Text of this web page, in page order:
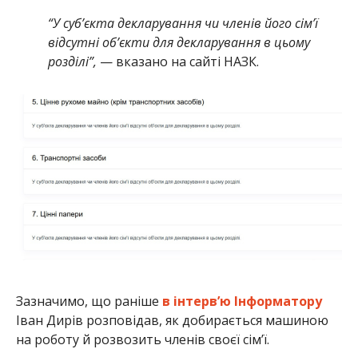
“У суб’єкта декларування чи членів його сім’ї
відсутні об’єкти для декларування в цьому
розділі”, — вказано на сайті НАЗК.
Зазначимо, що раніше в інтерв’ю Інформатору
Іван Дирів розповідав, як добирається машиною
на роботу й розвозить членів своєї сім’ї.